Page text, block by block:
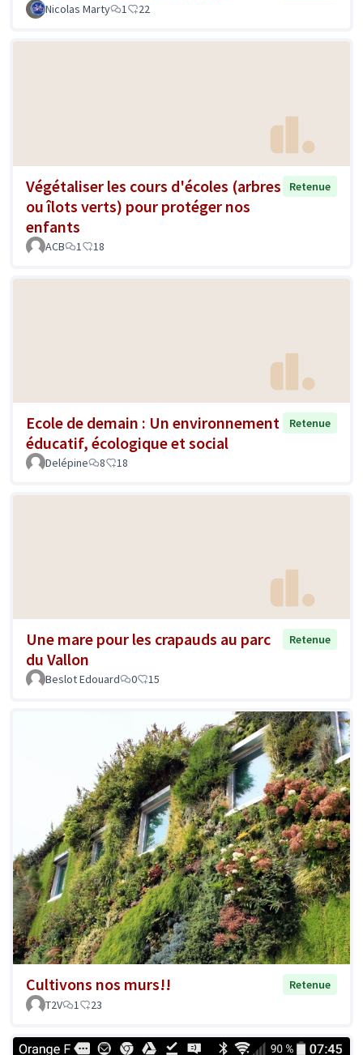
Nicolas Marty
1 22
Végétaliser les cours d'écoles (arbres
ou îlots verts) pour protéger nos
enfants
Retenue
ACB 1 18
Ecole de demain : Un environnement
éducatif, écologique et social
Retenue
Delépine 8 18
Une mare pour les crapauds au parc
du Vallon
Retenue
Beslot Edouard 0 15
Cultivons nos murs!!
Retenue
T2V
1 23